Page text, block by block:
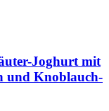
Joghurt mit
und Knoblauch-